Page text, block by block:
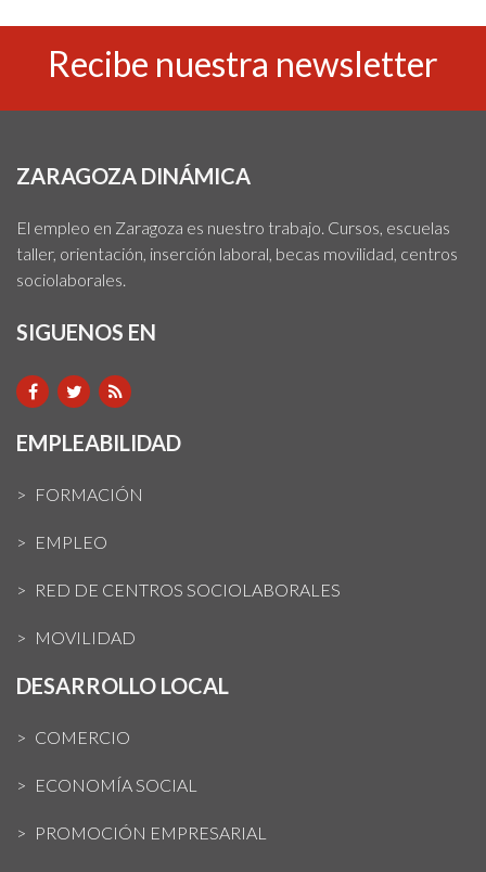
Recibe nuestra newsletter
ZARAGOZA DINÁMICA
El empleo en Zaragoza es nuestro trabajo. Cursos, escuelas
taller, orientación, inserción laboral, becas movilidad, centros
sociolaborales.
SIGUENOS EN
EMPLEABILIDAD
FORMACIÓN
EMPLEO
RED DE CENTROS SOCIOLABORALES
MOVILIDAD
DESARROLLO LOCAL
COMERCIO
ECONOMÍA SOCIAL
PROMOCIÓN EMPRESARIAL